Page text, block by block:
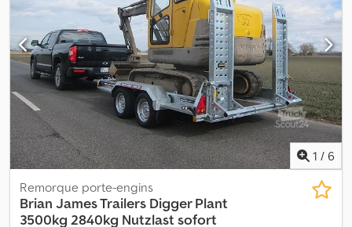
1 / 6
Remorque porte-engins
Brian James Trailers Digger Plant
3500kg 2840kg Nutzlast sofort